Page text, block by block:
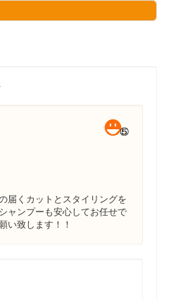
届くカットとスタイリングを
ャンプーも安心してお任せで
い致します！！